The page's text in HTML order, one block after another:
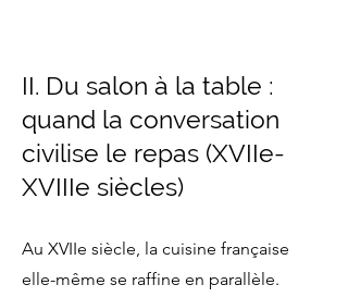
II. Du salon à la table :
quand la conversation
civilise le repas (XVIIe-
XVIIIe siècles)
Au XVIIe siècle, la cuisine française
elle-même se raffine en parallèle.